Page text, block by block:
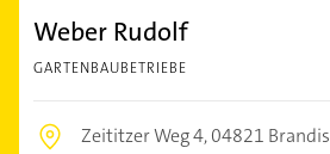
Weber Rudolf
GARTENBAUBETRIEBE
Zeititzer Weg 4,04821 Brandis